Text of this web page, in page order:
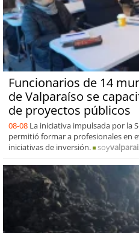
Funcionarios de 14
de Valparaíso se
de proyectos públicos
08-08 La iniciativa impulsada por la
permitió formar a profesionales en
iniciativas de inversión.
soy